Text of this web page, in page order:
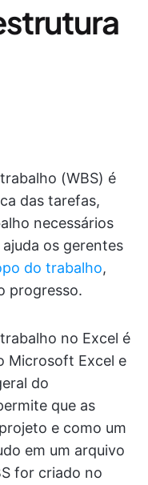
(WBS) é
das tarefas,
necessários
os gerentes
do trabalho,
progresso.
no Excel é
Microsoft Excel e
do
que as
e como um
em um arquivo
for criado no